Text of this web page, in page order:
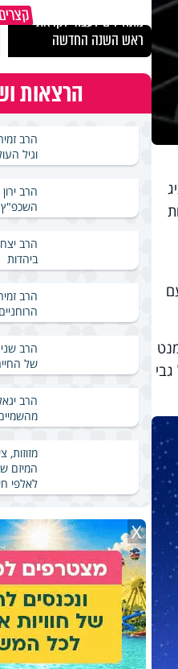
מתחילים לעבוד לקראת
ראש השנה החדשה
הרצאות
הרב
וגיל
הרב
השכפ"ץ
הרב
ביהדות
הרב
הרב
של
הרב
מזוזות,
המיזם
לאלפי
X